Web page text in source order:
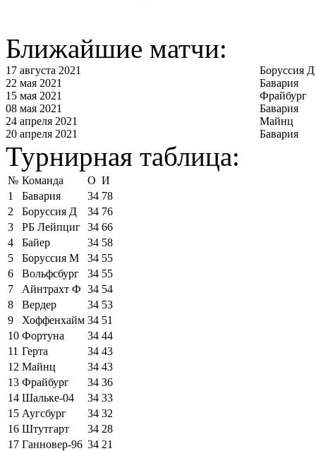
Ближайшие матчи:
17 августа 2021
Боруссия Д
22 мая 2021
Бавария
15 мая 2021
Фрайбург
08 мая 2021
Бавария
24 апреля 2021
Майнц
20 апреля 2021
Бавария
Турнирная таблица:
№ Команда О И
1
Бавария 34 78
2
Боруссия Д 34 76
3
РБ Лейпциг 34 66
4
Байер 34 58
5
Боруссия М 34 55
6
Вольфсбург 34 55
7
Айнтрахт Ф 34 54
8
Вердер 34 53
9
Хоффенхайм 34 51
10 Фортуна 34 44
11 Герта 34 43
12 Майнц 34 43
13 Фрайбург 34 36
14 Шальке-04 34 33
15 Аугсбург 34 32
16 Штутгарт 34 28
17 Ганновер-96 34 21